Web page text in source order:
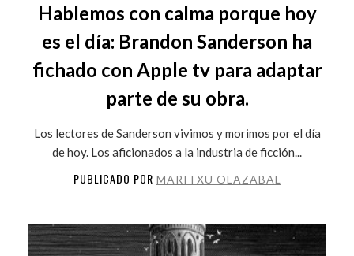
Hablemos con calma porque hoy
es el día: Brandon Sanderson ha
fichado con Apple tv para adaptar
parte de su obra.
Los lectores de Sanderson vivimos y morimos por el día
de hoy. Los aficionados a la industria de ficción...
PUBLICADO POR MARITXU OLAZABAL